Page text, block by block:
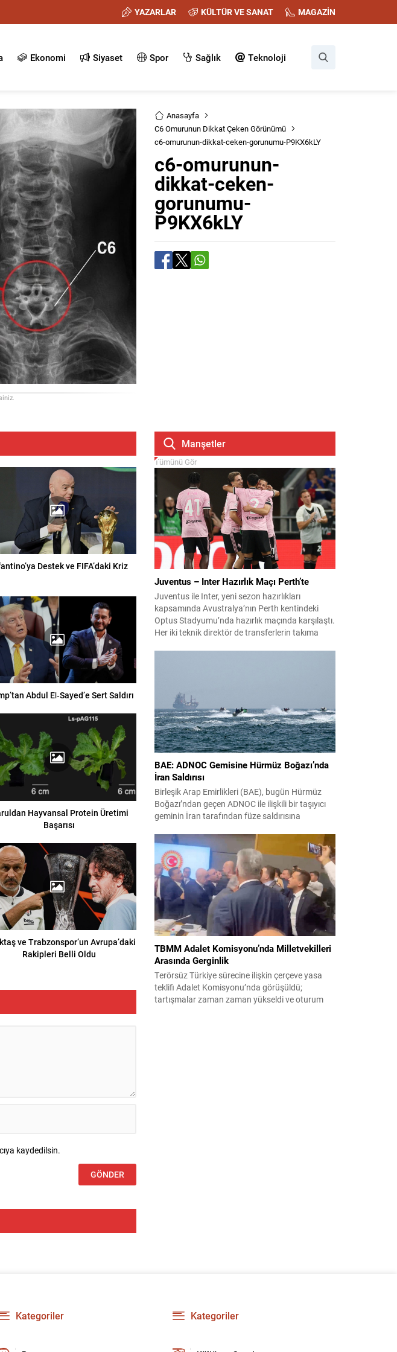
YAZARLAR KÜLTÜR VE SANAT MAGAZİN
Ekonomi Siyaset Spor Sağlık Teknoloji
Anasayfa
C6 Omurunun Dikkat Çeken Görünümü
c6-omurunun-dikkat-ceken-gorunumu-P9KX6kLY
c6-omurunun-
dikkat-ceken-
gorunumu-
P9KX6kLY
Destek ve FIFA’daki Kriz
Abdul El‑Sayed’e Sert Saldırı
Hayvansal Protein Üretimi
Başarısı
ve Trabzonspor’un Avrupa’daki
Rakipleri Belli Oldu
kaydedilsin.
Manşetler
Tümünü Gör
Juventus – Inter Hazırlık Maçı Perth’te
Juventus ile Inter, yeni sezon hazırlıkları
kapsamında Avustralya’nın Perth kentindeki
Optus Stadyumu’nda hazırlık maçında karşılaştı.
Her iki teknik direktör de transferlerin takıma
Yıldız ilk 11’de görev alırken,...
BAE: ADNOC Gemisine Hürmüz Boğazı’nda
İran Saldırısı
Birleşik Arap Emirlikleri (BAE), bugün Hürmüz
Boğazı’ndan geçen ADNOC ile ilişkili bir taşıyıcı
geminin İran tarafından füze saldırısına
alındığını bildirirken saldırıyı kınadı ve Tahran’ı
korsanlıkla suçladı. WAM ajansının aktardığı ilk
açıklamada, ADNOC’a ait bir geminin sabah
saatlerinde hedef alındığı belirtildi; ilerleyen
dakikalarda ise BAE...
TBMM Adalet Komisyonu’nda Milletvekilleri
Arasında Gerginlik
Terörsüz Türkiye sürecine ilişkin çerçeve yasa
teklifi Adalet Komisyonu’nda görüşüldü;
tartışmalar zaman zaman yükseldi ve oturum
Kategoriler Kategoriler